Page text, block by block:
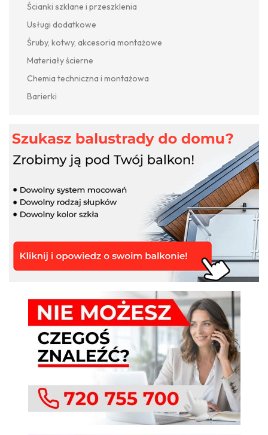
Ścianki szklane i przeszklenia
Usługi dodatkowe
Śruby, kotwy, akcesoria montażowe
Materiały ścierne
Chemia techniczna i montażowa
Barierki